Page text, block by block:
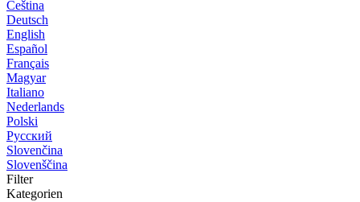
Čeština
Deutsch
English
Español
Français
Magyar
Italiano
Nederlands
Polski
Русский
Slovenčina
Slovenščina
Filter
Kategorien